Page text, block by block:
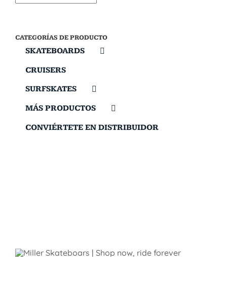
CATEGORÍAS DE PRODUCTO
SKATEBOARDS
CRUISERS
SURFSKATES
MÁS PRODUCTOS
CONVIÉRTETE EN DISTRIBUIDOR